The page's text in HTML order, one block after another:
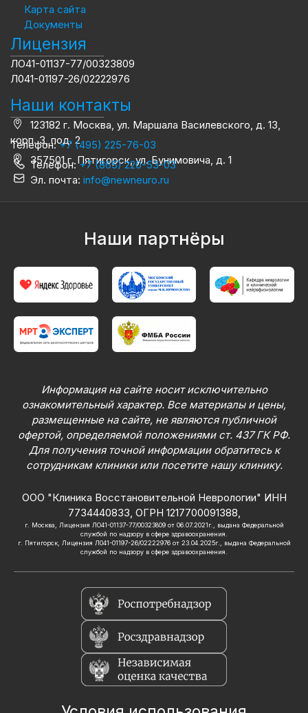
Карта сайта
Документы
Лицензия
ЛО41-01137-77/00323809
Л041-01197-26/02222976
Наши контакты
123182 г. Москва, ул. Маршала Василевского, д. 13,
корп. 3, под. 2
Телефон:+7 (495) 225-76-03
357501 г. Пятигорск, ул. Бунимовича, д. 1
Телефон:+7 (865) 220-53-03
Эл. почта: info@newneuro.ru
Наши партнёры
Информация на сайте носит исключительно
ознакомительный характер. Все материалы и цены,
размещенные на сайте, не являются публичной
офертой, определяемой положениями ст. 437 ГК РФ.
Для получения точной информации обратитесь к
сотрудникам клиники или посетите нашу клинику.
ООО "Клиника Восстановительной Неврологии" ИНН
7734440833, ОГРН 1217700091388,
г. Москва, Лицензия ЛО41-01137-77/00323809 от 06.07.2021г., выдана Федеральной
службой по надзору в сфере здравоохранения.
г. Пятигорск, Лицензия Л041-01197-26/02222976 от 23.04.2025г., выдана Федеральной
службой по надзору в сфере здравоохранения.